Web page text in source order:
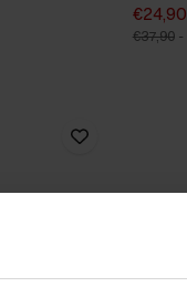
€24,90
€37,90 -